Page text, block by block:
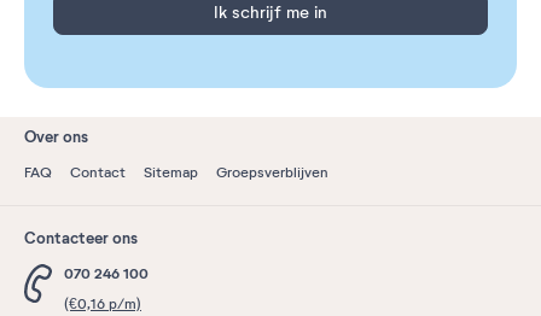
Ik schrijf me in
Over ons
FAQ Contact Sitemap Groepsverblijven
Contacteer ons
070 246 100
(€0,16 p/m)